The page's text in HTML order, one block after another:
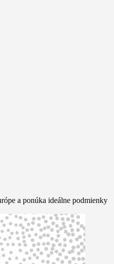
a ponúka ideálne podmienky